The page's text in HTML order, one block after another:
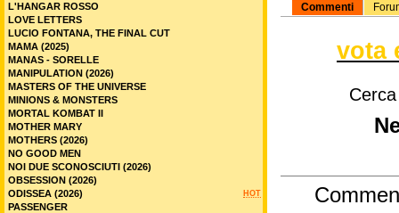
Commenti
vota
L'HANGAR ROSSO
LOVE LETTERS
LUCIO FONTANA, THE FINAL CUT
MAMA (2025)
MANAS - SORELLE
MANIPULATION (2026)
MASTERS OF THE UNIVERSE
MINIONS & MONSTERS
MORTAL KOMBAT II
MOTHER MARY
MOTHERS (2026)
NO GOOD MEN
NOI DUE SCONOSCIUTI (2026)
OBSESSION (2026)
HOT
ODISSEA (2026)
PASSENGER